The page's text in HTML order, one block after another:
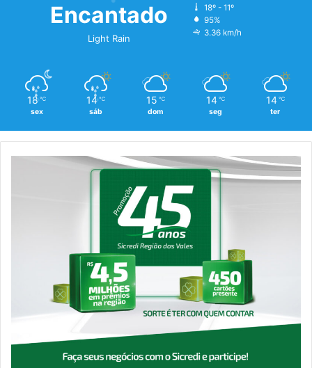
Encantado
Light Rain
18º - 11º
95%
3.36 km/h
18 ℃
sex
14 ℃
sáb
15 ℃
dom
14 ℃
seg
14 ℃
ter